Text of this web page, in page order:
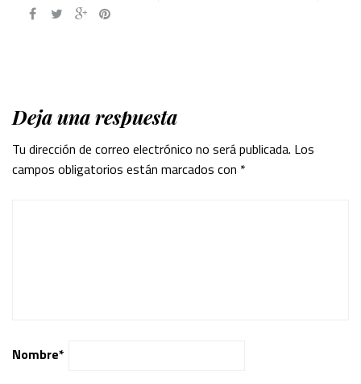
Deja una respuesta
Tu dirección de correo electrónico no será publicada. Los
campos obligatorios están marcados con *
Nombre*